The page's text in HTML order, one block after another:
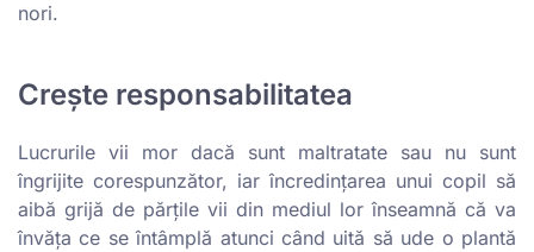
nori.
Crește responsabilitatea
Lucrurile vii mor dacă sunt maltratate sau nu sunt
îngrijite corespunzător, iar încredințarea unui copil să
aibă grijă de părțile vii din mediul lor înseamnă că va
învăța ce se întâmplă atunci când uită să ude o plantă